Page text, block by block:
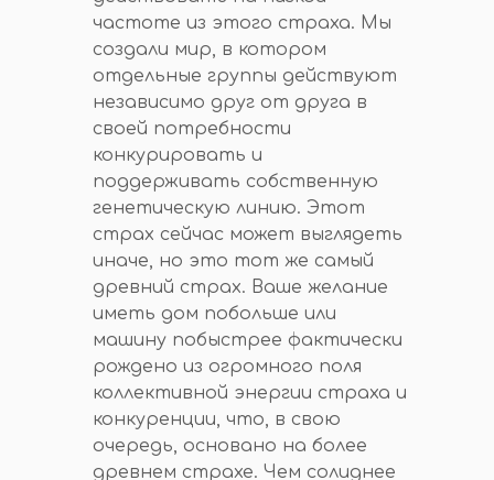
частоте из этого страха. Мы
создали мир, в котором
отдельные группы действуют
независимо друг от друга в
своей потребности
конкурировать и
поддерживать собственную
генетическую линию. Этот
страх сейчас может выглядеть
иначе, но это тот же самый
древний страх. Ваше желание
иметь дом побольше или
машину побыстрее фактически
рождено из огромного поля
коллективной энергии страха и
конкуренции, что, в свою
очередь, основано на более
древнем страхе. Чем солиднее